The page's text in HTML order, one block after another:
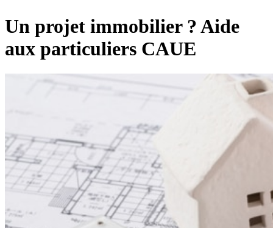
Un projet immobilier ? Aide
aux particuliers CAUE